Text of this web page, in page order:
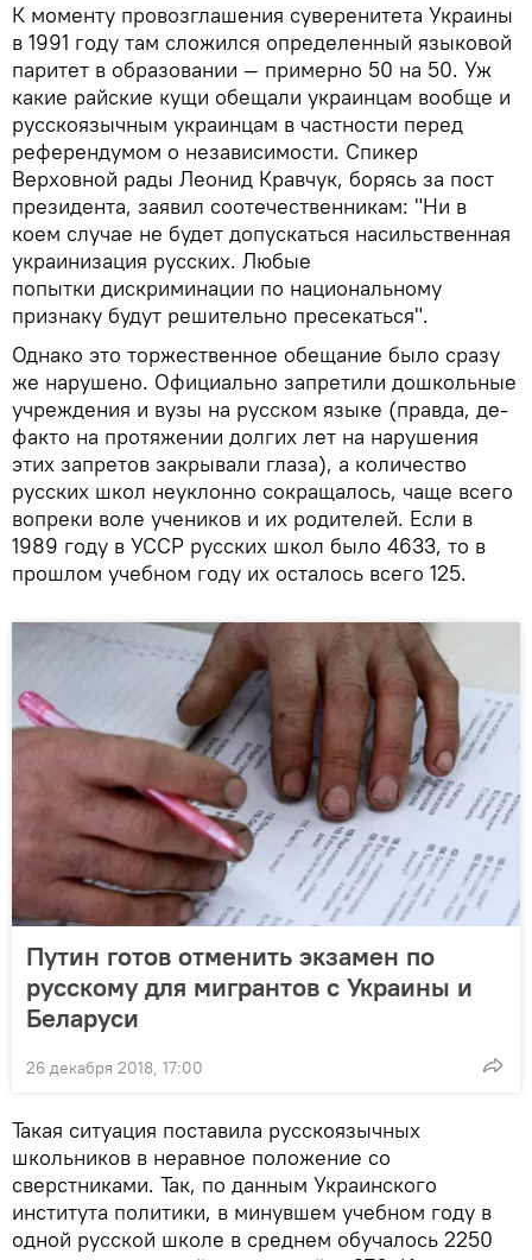
К моменту провозглашения суверенитета Украины
в 1991 году там сложился определенный языковой
паритет в образовании — примерно 50 на 50. Уж
какие райские кущи обещали украинцам вообще и
русскоязычным украинцам в частности перед
референдумом о независимости. Спикер
Верховной рады Леонид Кравчук, борясь за пост
президента, заявил соотечественникам: "Ни в
коем случае не будет допускаться насильственная
украинизация русских. Любые
попытки дискриминации по национальному
признаку будут решительно пресекаться".
Однако это торжественное обещание было сразу
же нарушено. Официально запретили дошкольные
учреждения и вузы на русском языке (правда, де-
факто на протяжении долгих лет на нарушения
этих запретов закрывали глаза), а количество
русских школ неуклонно сокращалось, чаще всего
вопреки воле учеников и их родителей. Если в
1989 году в УССР русских школ было 4633, то в
прошлом учебном году их осталось всего 125.
Путин готов отменить экзамен по
русскому для мигрантов с Украины и
Беларуси
26 декабря 2018, 17:00
Такая ситуация поставила русскоязычных
школьников в неравное положение со
сверстниками. Так, по данным Украинского
института политики, в минувшем учебном году в
одной русской школе в среднем обучалось 2250